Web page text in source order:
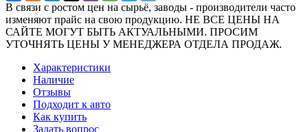
В связи с ростом цен на сырьё, заводы - производители часто
изменяют прайс на свою продукцию. НЕ ВСЕ ЦЕНЫ НА
САЙТЕ МОГУТ БЫТЬ АКТУАЛЬНЫМИ. ПРОСИМ
УТОЧНЯТЬ ЦЕНЫ У МЕНЕДЖЕРА ОТДЕЛА ПРОДАЖ.
Характеристики
Наличие
Отзывы
Подходит к авто
Как купить
Задать вопрос